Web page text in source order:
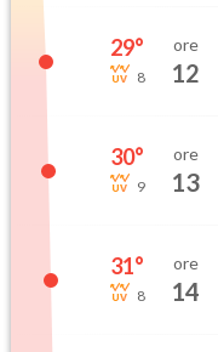
29°
8
ore
12
30°
9
ore
13
31°
8
ore
14